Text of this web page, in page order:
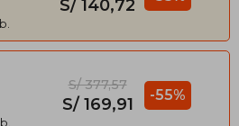
S/ 140,72
S/ 377,57
S/ 169,91 -55%